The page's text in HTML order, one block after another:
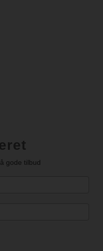
gode tilbud